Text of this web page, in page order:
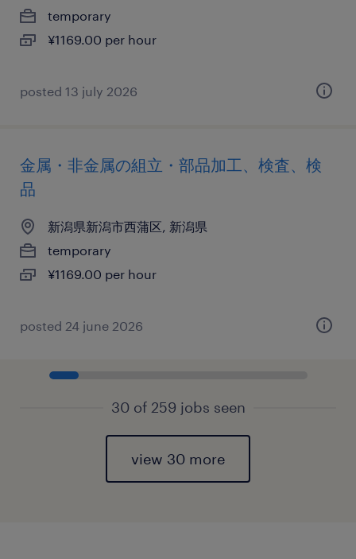
temporary
¥1169.00 per hour
posted 13 july 2026
金属・非金属の組立・部品加工、検査、検
品
新潟県新潟市西蒲区, 新潟県
temporary
¥1169.00 per hour
posted 24 june 2026
30 of 259 jobs seen
view 30 more